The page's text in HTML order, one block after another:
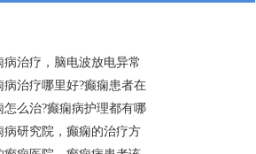
病治疗，脑电波放电异常
病治疗哪里好?癫痫患者在
怎么治?癫痫病护理都有哪
病研究院，癫痫的治疗方